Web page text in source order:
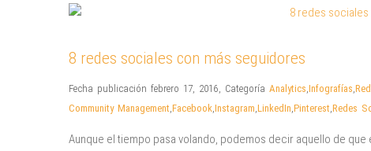
8 redes sociales con más seguidores
Fecha publicación febrero 17, 2016, Categoría Analytics,Infografías,
Community Management,Facebook,Instagram,LinkedIn,Pinterest,Redes
Aunque el tiempo pasa volando, podemos decir aquello de